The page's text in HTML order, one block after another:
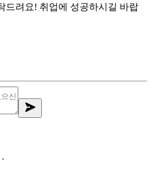
드려요! 취업에 성공하시길 바랍
∙